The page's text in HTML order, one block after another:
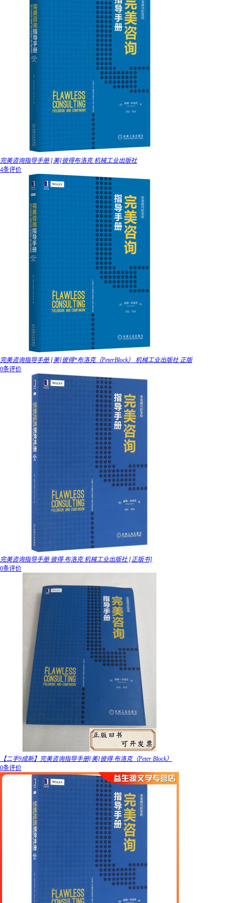
完美咨询指导手册 [美]彼得布洛克 机械工业出版社
4条评价
完美咨询指导手册 [美]彼得*布洛克（PeterBlock） 机械工业出版社 正版
0条评价
完美咨询指导手册 彼得·布洛克 机械工业出版社 [正版书]
0条评价
【二手9成新】完美咨询指导手册[美]彼得·布洛克（Peter Block）
0条评价